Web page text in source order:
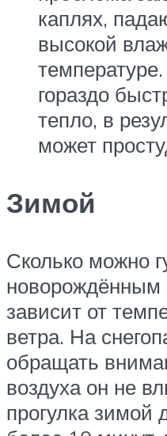
каплях,
высокой
гораздо
тепло, в
может
Зимой
Сколько можно
зависит от
ветра. На
обращать
воздуха он не
прогулка зимой